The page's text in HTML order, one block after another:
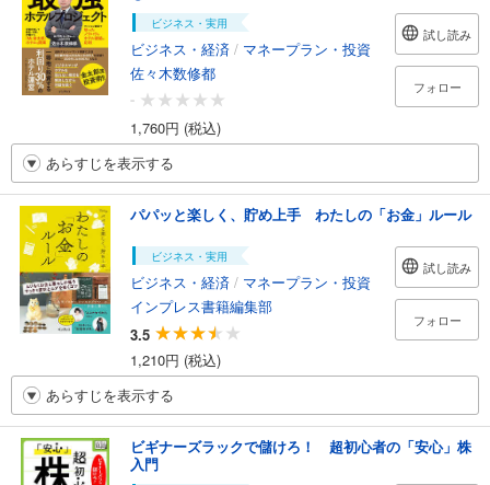
ビジネス・実用
ビジネス・経済 / マネープラン・投資
佐々木数修都
-
1,760円 (税込)
試し読み
フォロー
あらすじを表示する
パパッと楽しく、貯め上手 わたしの「お金」ルール
ビジネス・実用
ビジネス・経済 / マネープラン・投資
インプレス書籍編集部
3.5
1,210円 (税込)
試し読み
フォロー
あらすじを表示する
ビギナーズラックで儲けろ！ 超初心者の「安心」株
入門